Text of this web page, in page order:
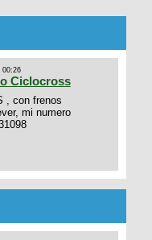
00:26
Ciclocross
, con frenos
mi numero